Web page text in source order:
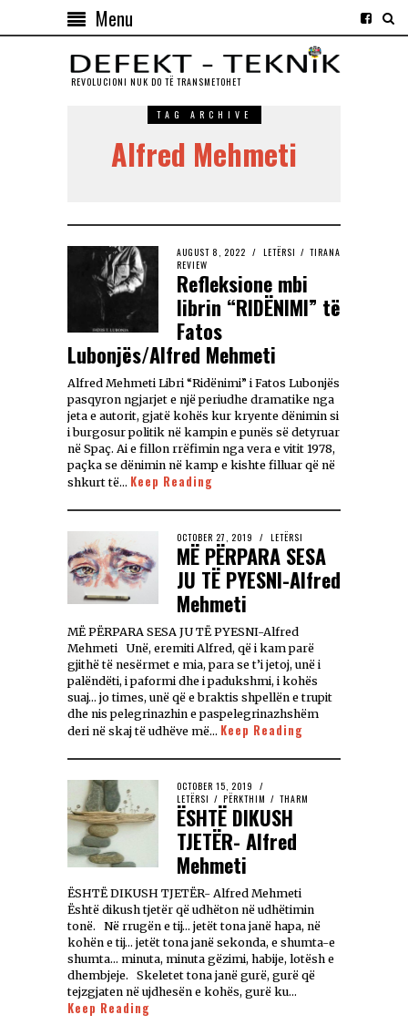
Menu
REVOLUCIONI NUK DO TЁ TRANSMETOHET
TAG ARCHIVE
Alfred Mehmeti
AUGUST 8, 2022 LETËRSI / TIRANA
REVIEW
Refleksione mbi
librin “RIDËNIMI” të
Fatos
Lubonjës/Alfred Mehmeti
Alfred Mehmeti Libri “Ridënimi” i Fatos Lubonjës
pasqyron ngjarjet e një periudhe dramatike nga
jeta e autorit, gjatë kohës kur kryente dënimin si
i burgosur politik në kampin e punës së detyruar
në Spaç. Ai e fillon rrëfimin nga vera e vitit 1978,
paçka se dënimin në kamp e kishte filluar që në
shkurt të… Keep Reading
OCTOBER 27, 2019 LETËRSI
MË PËRPARA SESA
JU TË PYESNI-Alfred
Mehmeti
MË PËRPARA SESA JU TË PYESNI-Alfred
Mehmeti Unë, eremiti Alfred, që i kam parë
gjithë të nesërmet e mia, para se t’i jetoj, unë i
palëndëti, i paformi dhe i padukshmi, i kohës
suaj… jo times, unë që e braktis shpellën e trupit
dhe nis pelegrinazhin e paspelegrinazhshëm
deri në skaj të udhëve më… Keep Reading
OCTOBER 15, 2019
LETËRSI / PËRKTHIM / THARM
ËSHTË DIKUSH
TJETËR- Alfred
Mehmeti
ËSHTË DIKUSH TJETËR- Alfred Mehmeti
Është dikush tjetër që udhëton në udhëtimin
tonë. Në rrugën e tij… jetët tona janë hapa, në
kohën e tij… jetët tona janë sekonda, e shumta-e
shumta… minuta, minuta gëzimi, habije, lotësh e
dhembjeje. Skeletet tona janë gurë, gurë që
tejzgjaten në ujdhesën e kohës, gurë ku…
Keep Reading